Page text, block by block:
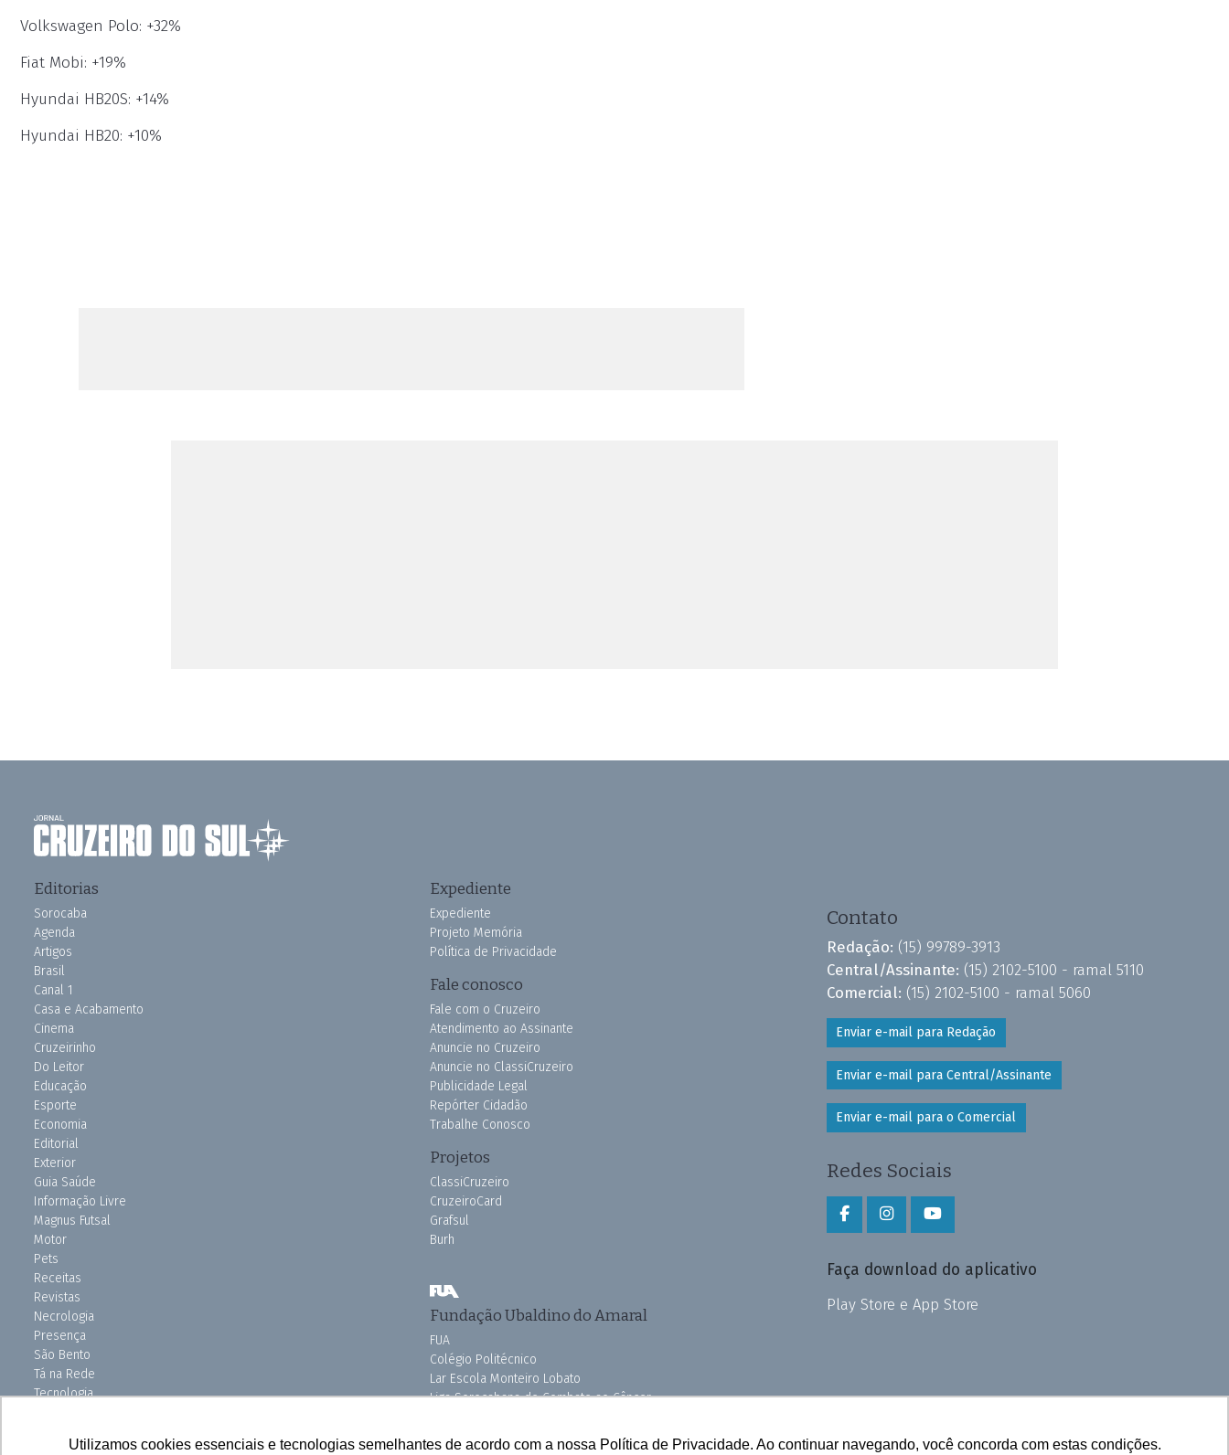
Utilizamos cookies essenciais e tecnologias semelhantes de acordo com a nossa Política de Privacidade. Ao continuar navegando, você concorda com estas condições.
Volkswagen Polo: +32%
Fiat Mobi: +19%
Hyundai HB20S: +14%
Hyundai HB20: +10%
Editorias
Sorocaba
Agenda
Artigos
Brasil
Canal 1
Casa e Acabamento
Cinema
Cruzeirinho
Do Leitor
Educação
Esporte
Economia
Editorial
Exterior
Guia Saúde
Informação Livre
Magnus Futsal
Motor
Pets
Receitas
Revistas
Necrologia
Presença
São Bento
Tá na Rede
Tecnologia
Expediente
Expediente
Projeto Memória
Política de Privacidade
Fale conosco
Fale com o Cruzeiro
Atendimento ao Assinante
Anuncie no Cruzeiro
Anuncie no ClassiCruzeiro
Publicidade Legal
Repórter Cidadão
Trabalhe Conosco
Projetos
ClassiCruzeiro
CruzeiroCard
Grafsul
Burh
Fundação Ubaldino do Amaral
FUA
Colégio Politécnico
Lar Escola Monteiro Lobato
Liga Sorocabana de Combate ao Câncer
Pink do Bem OSSEL
Contato
Redação: (15) 99789-3913
Central/Assinante: (15) 2102-5100 - ramal 5110
Comercial: (15) 2102-5100 - ramal 5060
Enviar e-mail para Redação
Enviar e-mail para Central/Assinante
Enviar e-mail para o Comercial
Redes Sociais
Faça download do aplicativo
Play Store e App Store